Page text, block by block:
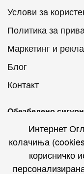
Услови за
Политика за
Маркетинг и
Блог
Контакт
Обезбедено
Интернет
колачиња
корисничко